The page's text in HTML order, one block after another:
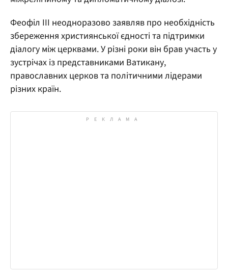
Феофіл III неодноразово заявляв про необхідність
збереження християнської єдності та підтримки
діалогу між церквами. У різні роки він брав участь у
зустрічах із представниками Ватикану,
православних церков та політичними лідерами
різних країн.